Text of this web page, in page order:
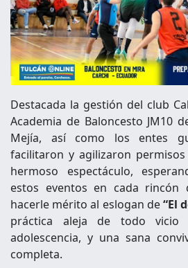
Destacada la gestión del club
Academia de Baloncesto JM10
Mejía, así como los entes
facilitaron y agilizaron
hermoso espectáculo,
estos eventos en cada rincón
hacerle mérito al eslogan de“El
práctica aleja de todo
adolescencia, y una sana
completa.